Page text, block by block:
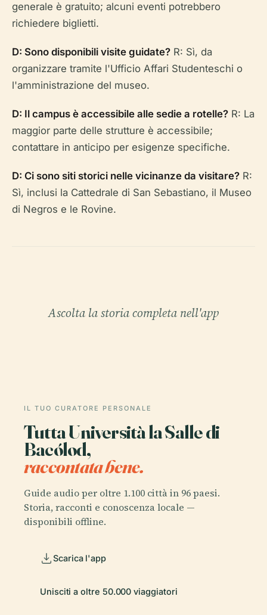
generale è gratuito; alcuni eventi potrebbero
richiedere biglietti.
D: Sono disponibili visite guidate? R: Sì, da
organizzare tramite l'Ufficio Affari Studenteschi o
l'amministrazione del museo.
D: Il campus è accessibile alle sedie a rotelle? R: La
maggior parte delle strutture è accessibile;
contattare in anticipo per esigenze specifiche.
D: Ci sono siti storici nelle vicinanze da visitare? R:
Sì, inclusi la Cattedrale di San Sebastiano, il Museo
di Negros e le Rovine.
Ascolta la storia completa nell'app
IL TUO CURATORE PERSONALE
Tutta Università la Salle di
Bacólod,
raccontata bene.
Guide audio per oltre 1.100 città in 96 paesi.
Storia, racconti e conoscenza locale —
disponibili offline.
Scarica l'app
Unisciti a oltre 50.000 viaggiatori